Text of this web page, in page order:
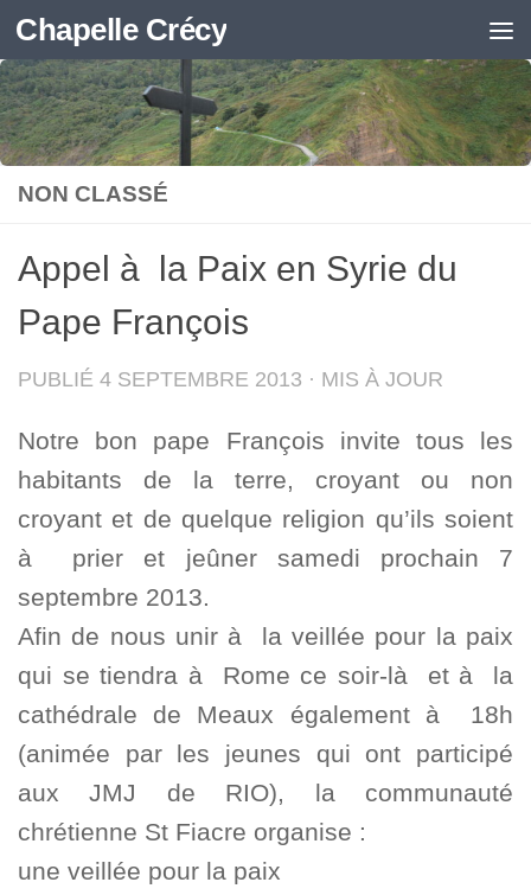
Skip to content
Chapelle Crécy
NON CLASSÉ
Appel à la Paix en Syrie du
Pape François
PUBLIÉ 4 SEPTEMBRE 2013 · MIS À JOUR
Notre bon pape François invite tous les
habitants de la terre, croyant ou non
croyant et de quelque religion qu’ils soient
à prier et jeûner samedi prochain 7
septembre 2013.
Afin de nous unir à la veillée pour la paix
qui se tiendra à Rome ce soir-là et à la
cathédrale de Meaux également à 18h
(animée par les jeunes qui ont participé
aux JMJ de RIO), la communauté
chrétienne St Fiacre organise :
une veillée pour la paix